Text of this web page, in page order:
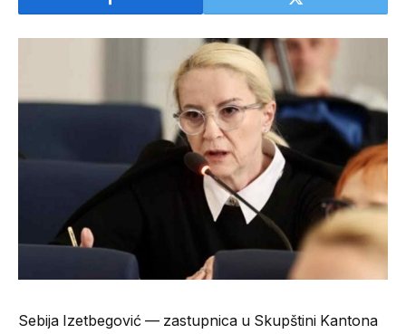
Sebija Izetbegović — zastupnica u Skupštini Kantona